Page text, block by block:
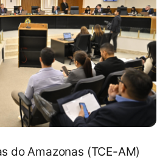
do Amazonas (TCE-AM)